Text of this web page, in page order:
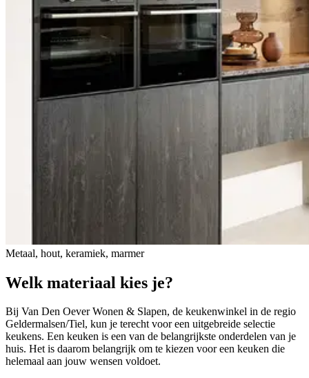
Metaal, hout, keramiek, marmer
Welk materiaal kies je?
Bij Van Den Oever Wonen & Slapen, de keukenwinkel in de regio
Geldermalsen/Tiel, kun je terecht voor een uitgebreide selectie
keukens. Een keuken is een van de belangrijkste onderdelen van je
huis. Het is daarom belangrijk om te kiezen voor een keuken die
helemaal aan jouw wensen voldoet.